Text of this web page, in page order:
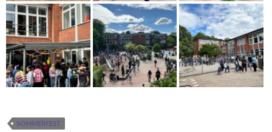
SOMMERFEST